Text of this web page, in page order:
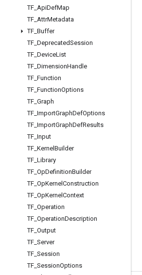
TF ApiDefMap
TF AttrMetadata
TF Buffer
TF DeprecatedSession
TF DeviceList
TF DimensionHandle
TF Function
TF FunctionOptions
TF Graph
TF ImportGraphDefOptions
TF ImportGraphDefResults
TF Input
TF Kernel Builder
TF Library
TF OpDefinitionBuilder
TF OpKernel Construction
TF OpKernel Context
TF Operation
TF OperationDescription
TF Output
TF Server
TF Session
TF SessionOptions